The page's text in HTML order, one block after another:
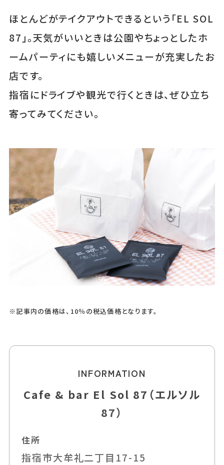
ほとんどがテイクアウトできるという「EL SOL
87」。天気がいいときは公園やちょっとしたホ
ームパーティにも嬉しいメニューが充実したお
店です。
指宿にドライブや観光で行くときは、ぜひ立ち
寄ってみてください。
※記事内の価格は、10％の税込価格となります。
INFORMATION
Cafe & bar El Sol 87（エルソル
87）
住所
指宿市大牟礼二丁目17-15